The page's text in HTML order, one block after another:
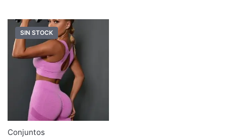
SIN STOCK
Conjuntos